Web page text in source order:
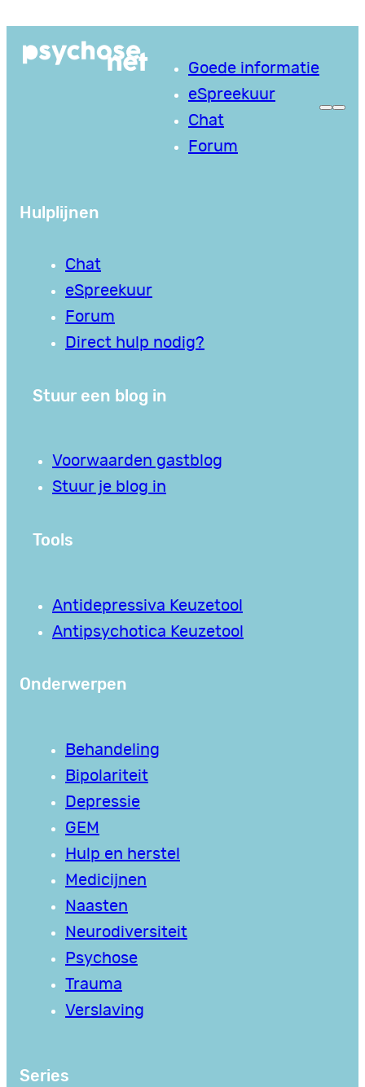
naar
Goede informatie
eSpreekuur
Chat
Forum
Hulplijnen
Chat
eSpreekuur
Forum
Direct hulp nodig?
Stuur een blog in
Voorwaarden gastblog
Stuur je blog in
Tools
Antidepressiva Keuzetool
Antipsychotica Keuzetool
Onderwerpen
Behandeling
Bipolariteit
Depressie
GEM
Hulp en herstel
Medicijnen
Naasten
Neurodiversiteit
Psychose
Trauma
Verslaving
Series